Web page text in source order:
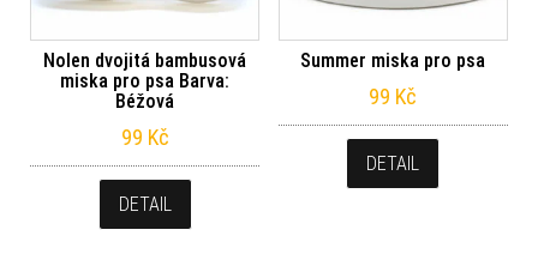
Nolen dvojitá bambusová
miska pro psa Barva:
Béžová
99 Kč
DETAIL
Summer miska pro psa
99 Kč
DETAIL